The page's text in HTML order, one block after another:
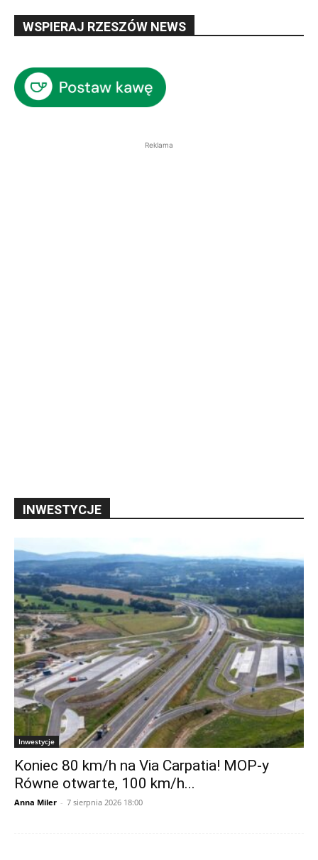
WSPIERAJ RZESZÓW NEWS
Reklama
INWESTYCJE
Inwestycje
Koniec 80 km/h na Via Carpatia! MOP-y
Równe otwarte, 100 km/h...
Anna Miler - 7 sierpnia 2026 18:00